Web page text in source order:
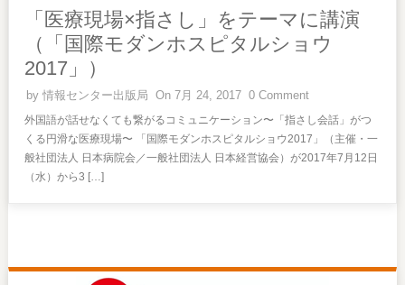
「医療現場×指さし」をテーマに講演
（「国際モダンホスピタルショウ
2017」）
by情報センター出版局 On 7月 24, 2017 0 Comment
外国語が話せなくても繋がるコミュニケーション〜「指さし会話」がつ
くる円滑な医療現場〜 「国際モダンホスピタルショウ2017」（主催・一
般社団法人 日本病院会／一般社団法人 日本経営協会）が2017年7月12日
（水）から3 […]